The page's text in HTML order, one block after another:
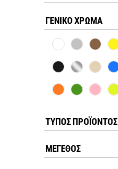
ΓΕΝΙΚΌ ΧΡΏΜΑ
ΤΎΠΟΣ ΠΡΟΪΌΝΤΟΣ
ΜΈΓΕΘΟΣ